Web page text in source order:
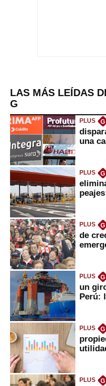
LAS MÁS LEÍDAS
G
PLUS G
una
PLUS G
PLUS G
de
PLUS G
un
Perú:
PLUS G
PLUS G